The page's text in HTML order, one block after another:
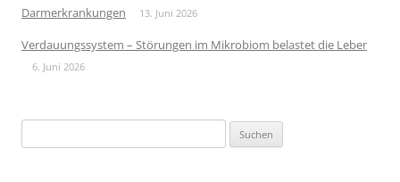
Darmerkrankungen
13. Juni 2026
Verdauungssystem – Störungen im Mikrobiom belastet die Leber
6. Juni 2026
nach: